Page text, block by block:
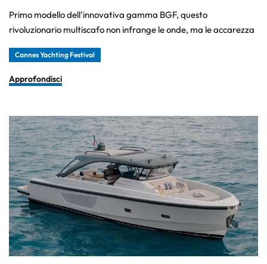
Primo modello dell’innovativa gamma BGF, questo
rivoluzionario multiscafo non infrange le onde, ma le accarezza
Cannes Yachting Festival
Approfondisci